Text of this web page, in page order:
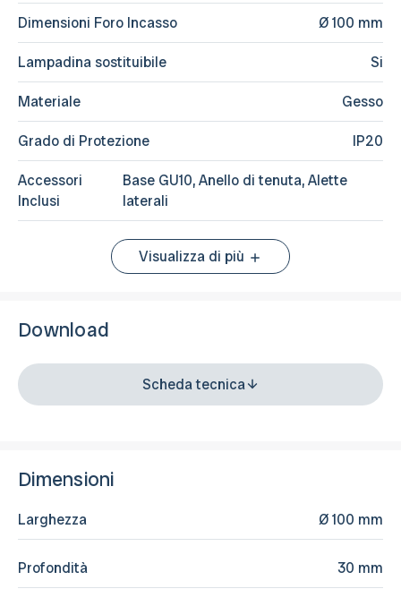
Dimensioni Foro Incasso Ø 100 mm
Lampadina sostituibile Si
Materiale Gesso
Grado di Protezione IP20
Accessori
Inclusi
Base GU10, Anello di tenuta, Alette
laterali
Visualizza di più
Download
Scheda tecnica
Dimensioni
Larghezza Ø 100 mm
Profondità 30 mm